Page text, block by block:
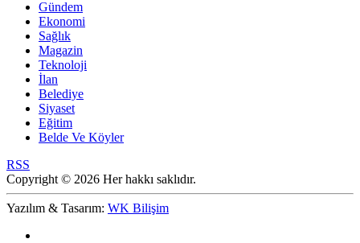
Gündem
Ekonomi
Sağlık
Magazin
Teknoloji
İlan
Belediye
Siyaset
Eğitim
Belde Ve Köyler
RSS
Copyright © 2026 Her hakkı saklıdır.
Yazılım & Tasarım: WK Bilişim